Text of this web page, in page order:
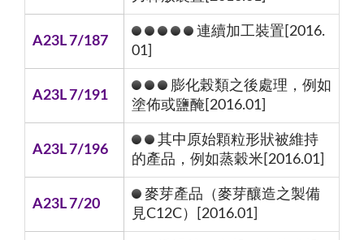
A23L 7/187
連續加工裝置[2016.
01]
A23L 7/191
膨化榖類之後處理，例如
塗佈或鹽醃[2016.01]
A23L 7/196
其中原始顆粒形狀被維持
的產品，例如蒸穀米[2016.01]
A23L 7/20
麥芽產品（麥芽釀造之製備
見C12C）[2016.01]